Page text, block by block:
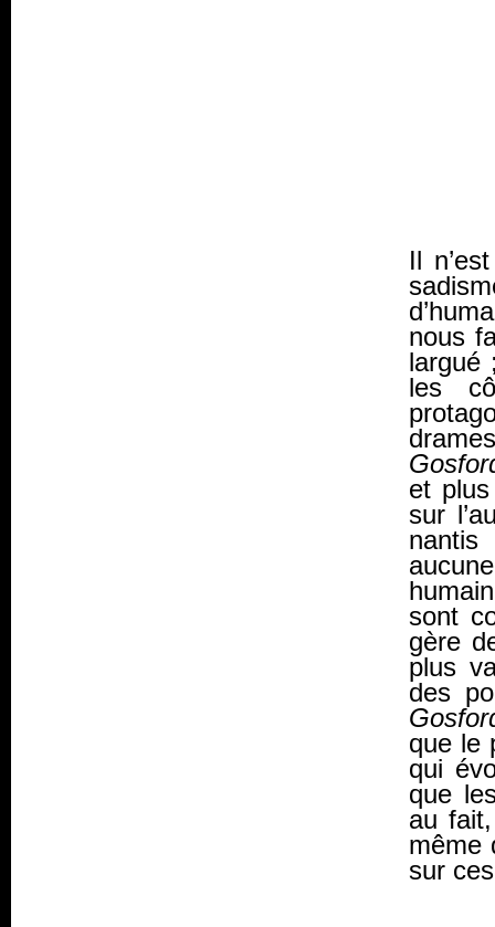
Il
nous
largué
les
et
sur
nantis
sont
gère
plus
des
que le
qui
que
au
même
sur